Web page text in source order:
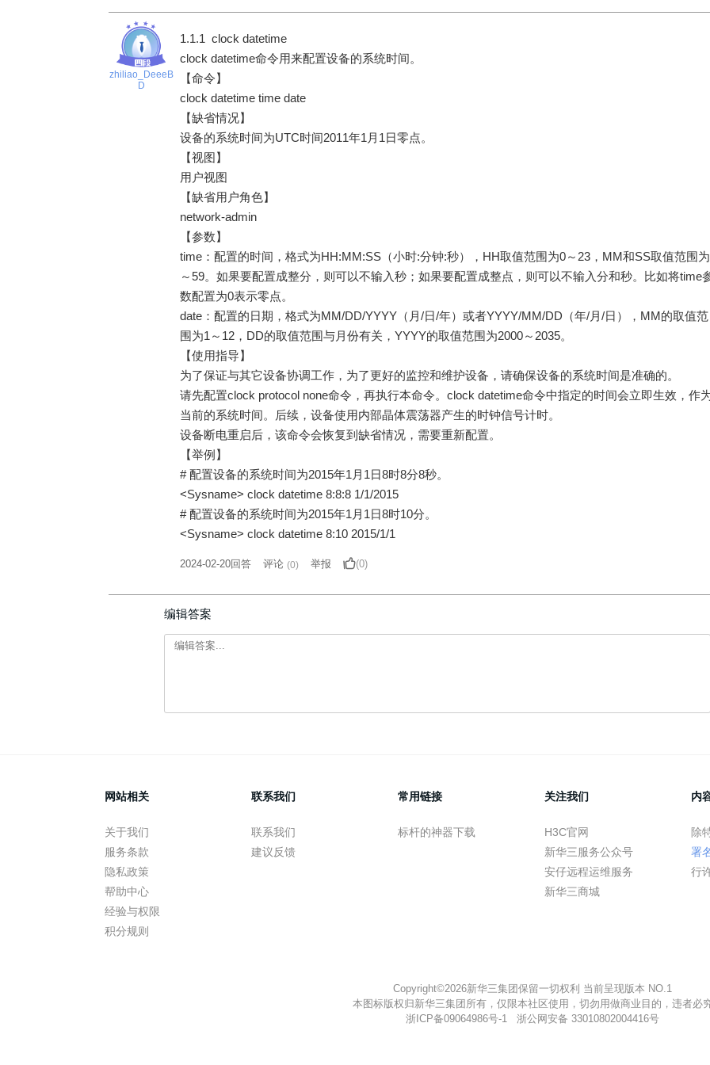
zhiliao_DeeeB
D
1.1.1 clock datetime
clock datetime命令用来配置设备的系统时间。
【命令】
clock datetime time date
【缺省情况】
设备的系统时间为UTC时间2011年1月1日零点。
【视图】
用户视图
【缺省用户角色】
network-admin
【参数】
time：配置的时间，格式为HH:MM:SS（小时:分钟:秒），HH取值范围为0～23，MM和SS取值范围
～59。如果要配置成整分，则可以不输入秒；如果要配置成整点，则可以不输入分和秒。比如将time
数配置为0表示零点。
date：配置的日期，格式为MM/DD/YYYY（月/日/年）或者YYYY/MM/DD（年/月/日），MM的取值范
围为1～12，DD的取值范围与月份有关，YYYY的取值范围为2000～2035。
【使用指导】
为了保证与其它设备协调工作，为了更好的监控和维护设备，请确保设备的系统时间是准确的。
请先配置clock protocol none命令，再执行本命令。clock datetime命令中指定的时间会立即生效，作
当前的系统时间。后续，设备使用内部晶体震荡器产生的时钟信号计时。
设备断电重启后，该命令会恢复到缺省情况，需要重新配置。
【举例】
# 配置设备的系统时间为2015年1月1日8时8分8秒。
<Sysname> clock datetime 8:8:8 1/1/2015
# 配置设备的系统时间为2015年1月1日8时10分。
<Sysname> clock datetime 8:10 2015/1/1
2024-02-20回答 评论 (0) 举报 (0)
编辑答案
网站相关
关于我们
服务条款
隐私政策
帮助中心
经验与权限
积分规则
联系我们
联系我们
建议反馈
常用链接
标杆的神器下载
关注我们
H3C官网
新华三服务公众号
安仔远程运维服务
新华三商城
内
除
署
行
Copyright©2026新华三集团保留一切权利 当前呈现版本 NO.1
本图标版权归新华三集团所有，仅限本社区使用，切勿用做商业目的，违者必
浙ICP备09064986号-1
浙公网安备 33010802004416号